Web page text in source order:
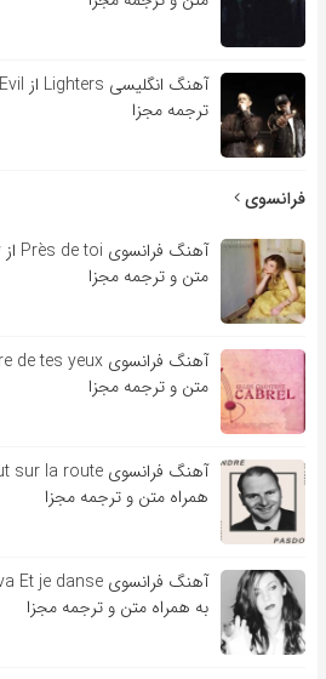
ترجمه مجزا
فرانسوی
متن و ترجمه مجزا
متن و ترجمه مجزا
همراه متن و ترجمه مجزا
به همراه متن و ترجمه مجزا